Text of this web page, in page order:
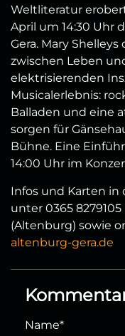
Weltliteratur
April um 14:30 Uhr
Gera. Mary
zwischen Leben
elektrisierenden
Musicalerlebnis:
Balladen und eine
sorgen für
Bühne. Eine
14:00 Uhr im
Infos und Karten in
unter 0365 8279105
(Altenburg) sowie
altenburg-gera.de
Name*